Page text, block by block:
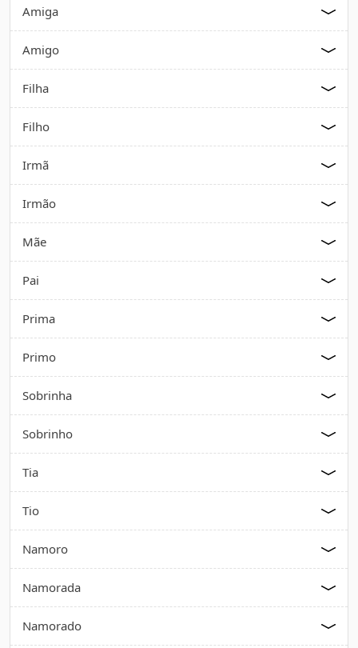
Amiga
Amigo
Filha
Filho
Irmã
Irmão
Mãe
Pai
Prima
Primo
Sobrinha
Sobrinho
Tia
Tio
Namoro
Namorada
Namorado